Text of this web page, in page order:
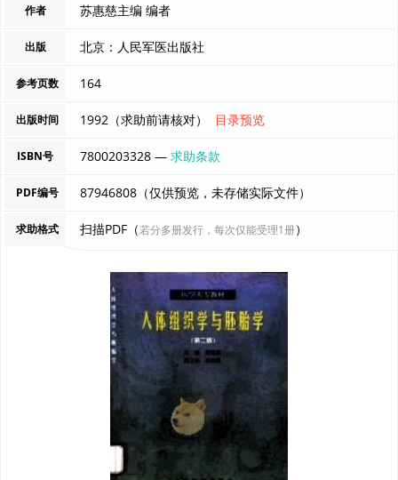
作者 苏惠慈主编 编者
出版 北京：人民军医出版社
参考页数 164
出版时间 1992（求助前请核对） 目录预览
ISBN号 7800203328 —求助条款
PDF编号 87946808（仅供预览，未存储实际文件）
求助格式 扫描PDF（若分多册发行，每次仅能受理1册）